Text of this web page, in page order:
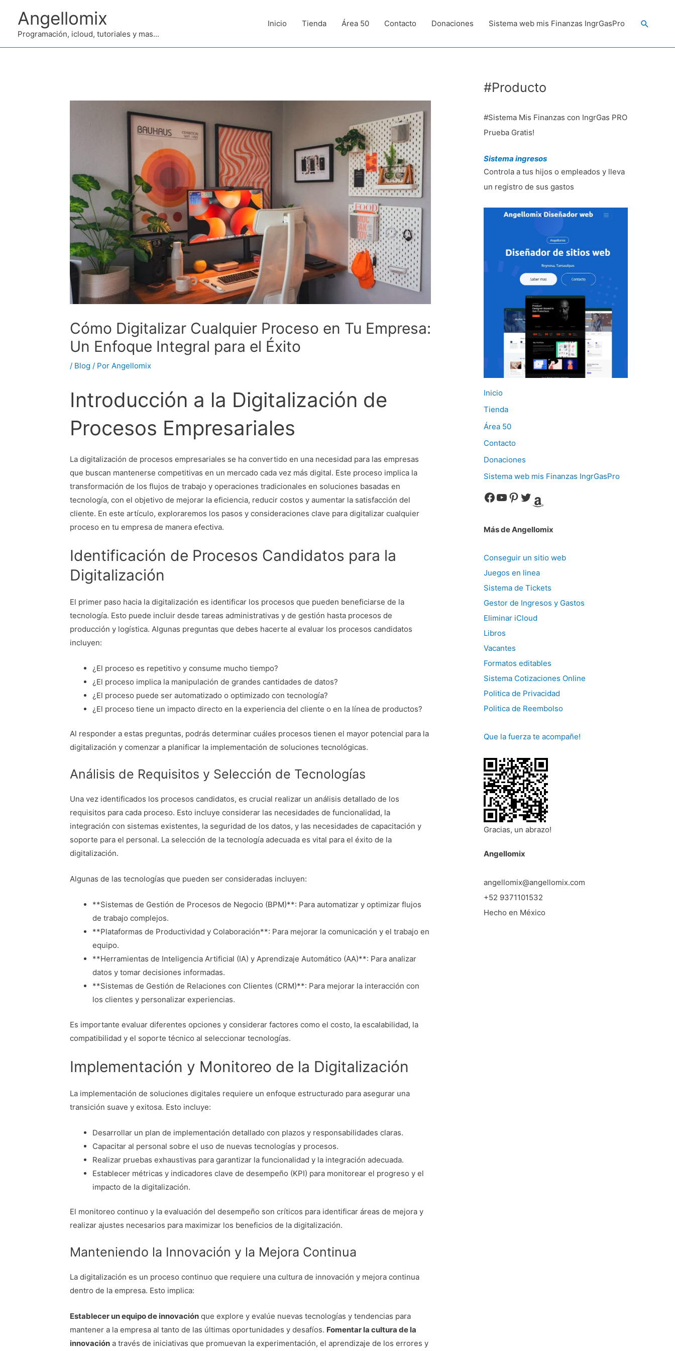
contenido
Angellomix
Programación, icloud, tutoriales y mas...
Inicio Tienda Área 50 Contacto Donaciones Sistema web mis Finanzas IngrGasPro Buscar
Cómo Digitalizar Cualquier Proceso en Tu Empresa:
Un Enfoque Integral para el Éxito
/ Blog / Por Angellomix
Introducción a la Digitalización de
Procesos Empresariales
La digitalización de procesos empresariales se ha convertido en una necesidad para las empresas
que buscan mantenerse competitivas en un mercado cada vez más digital. Este proceso implica la
transformación de los flujos de trabajo y operaciones tradicionales en soluciones basadas en
tecnología, con el objetivo de mejorar la eficiencia, reducir costos y aumentar la satisfacción del
cliente. En este artículo, exploraremos los pasos y consideraciones clave para digitalizar cualquier
proceso en tu empresa de manera efectiva.
Identificación de Procesos Candidatos para la
Digitalización
El primer paso hacia la digitalización es identificar los procesos que pueden beneficiarse de la
tecnología. Esto puede incluir desde tareas administrativas y de gestión hasta procesos de
producción y logística. Algunas preguntas que debes hacerte al evaluar los procesos candidatos
incluyen:
¿El proceso es repetitivo y consume mucho tiempo?
¿El proceso implica la manipulación de grandes cantidades de datos?
¿El proceso puede ser automatizado o optimizado con tecnología?
¿El proceso tiene un impacto directo en la experiencia del cliente o en la línea de productos?
Al responder a estas preguntas, podrás determinar cuáles procesos tienen el mayor potencial para la
digitalización y comenzar a planificar la implementación de soluciones tecnológicas.
Análisis de Requisitos y Selección de Tecnologías
Una vez identificados los procesos candidatos, es crucial realizar un análisis detallado de los
requisitos para cada proceso. Esto incluye considerar las necesidades de funcionalidad, la
integración con sistemas existentes, la seguridad de los datos, y las necesidades de capacitación y
soporte para el personal. La selección de la tecnología adecuada es vital para el éxito de la
digitalización.
Algunas de las tecnologías que pueden ser consideradas incluyen:
**Sistemas de Gestión de Procesos de Negocio (BPM)**: Para automatizar y optimizar flujos
de trabajo complejos.
**Plataformas de Productividad y Colaboración**: Para mejorar la comunicación y el trabajo en
equipo.
**Herramientas de Inteligencia Artificial (IA) y Aprendizaje Automático (AA)**: Para analizar
datos y tomar decisiones informadas.
**Sistemas de Gestión de Relaciones con Clientes (CRM)**: Para mejorar la interacción con
los clientes y personalizar experiencias.
Es importante evaluar diferentes opciones y considerar factores como el costo, la escalabilidad, la
compatibilidad y el soporte técnico al seleccionar tecnologías.
Implementación y Monitoreo de la Digitalización
La implementación de soluciones digitales requiere un enfoque estructurado para asegurar una
transición suave y exitosa. Esto incluye:
Desarrollar un plan de implementación detallado con plazos y responsabilidades claras.
Capacitar al personal sobre el uso de nuevas tecnologías y procesos.
Realizar pruebas exhaustivas para garantizar la funcionalidad y la integración adecuada.
Establecer métricas y indicadores clave de desempeño (KPI) para monitorear el progreso y el
impacto de la digitalización.
El monitoreo continuo y la evaluación del desempeño son críticos para identificar áreas de mejora y
realizar ajustes necesarios para maximizar los beneficios de la digitalización.
Manteniendo la Innovación y la Mejora Continua
La digitalización es un proceso continuo que requiere una cultura de innovación y mejora continua
dentro de la empresa. Esto implica:
Establecer un equipo de innovaciónque explore y evalúe nuevas tecnologías y tendencias para
mantener a la empresa al tanto de las últimas oportunidades y desafíos. Fomentar la cultura de la
innovacióna través de iniciativas que promuevan la experimentación, el aprendizaje de los errores y
#Producto
#Sistema Mis Finanzas con IngrGas PRO
Prueba Gratis!
Sistema ingresos
Controla a tus hijos o empleados y lleva
un registro de sus gastos
Inicio
Tienda
Área 50
Contacto
Donaciones
Sistema web mis Finanzas IngrGasPro
Facebook YouTube Pinterest Twitter Amazon
Más de Angellomix
Conseguir un sitio web
Juegos en linea
Sistema de Tickets
Gestor de Ingresos y Gastos
Eliminar iCloud
Libros
Vacantes
Formatos editables
Sistema Cotizaciones Online
Politica de Privacidad
Politica de Reembolso
Que la fuerza te acompañe!
Gracias, un abrazo!
Angellomix
angellomix@angellomix.com
+52 9371101532
Hecho en México